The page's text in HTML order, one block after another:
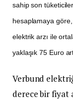
sahip son
hesaplamaya göre,
elektrik arzı ile
yaklaşık 75 Euro
Verbund
derece bir fiyat